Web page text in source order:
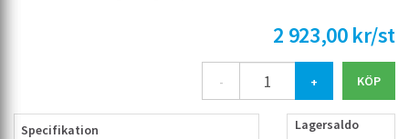
2 923,00 kr/st
- +
Specifikation
Lagersaldo